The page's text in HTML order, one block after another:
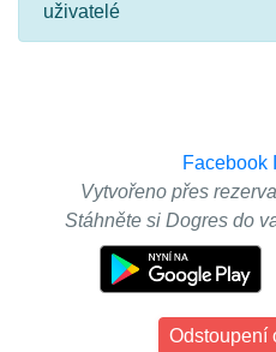
uživatelé
Facebook
Vytvořeno přes
Stáhněte si Dogres do
Odstoupení